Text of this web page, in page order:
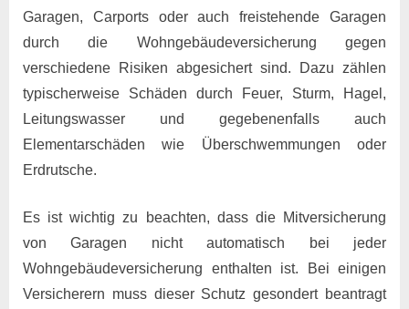
Garagen, Carports oder auch freistehende Garagen
durch die Wohngebäudeversicherung gegen
verschiedene Risiken abgesichert sind. Dazu zählen
typischerweise Schäden durch Feuer, Sturm, Hagel,
Leitungswasser und gegebenenfalls auch
Elementarschäden wie Überschwemmungen oder
Erdrutsche.
Es ist wichtig zu beachten, dass die Mitversicherung
von Garagen nicht automatisch bei jeder
Wohngebäudeversicherung enthalten ist. Bei einigen
Versicherern muss dieser Schutz gesondert beantragt